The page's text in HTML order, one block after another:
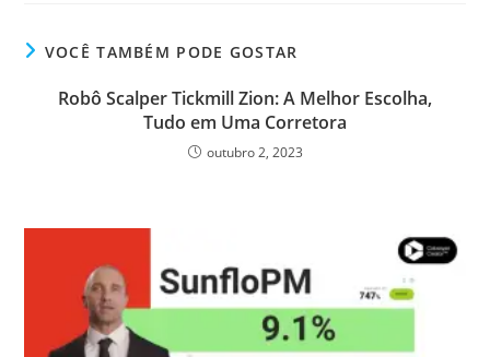
VOCÊ TAMBÉM PODE GOSTAR
Robô Scalper Tickmill Zion: A Melhor Escolha,
Tudo em Uma Corretora
outubro 2, 2023